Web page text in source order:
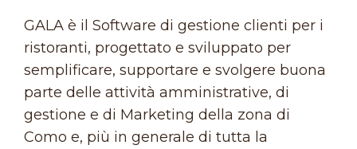
GALA è il Software di gestione clienti per i
ristoranti, progettato e sviluppato per
semplificare, supportare e svolgere buona
parte delle attività amministrative, di
gestione e di Marketing della zona di
Como e, più in generale di tutta la